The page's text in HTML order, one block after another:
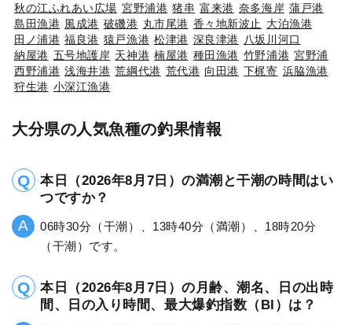
秋の江ふれあい広場 宮野浦港 猪串 富来港 奈多海岸 蒲戸港
島田漁港 風成港 破磯港 丸市尾港 香々地新波止
大泊漁港
田ノ浦港 福良港 猿戸漁港 松津港 深良津港 八坂川河口
納屋港 五号地護岸 天神港 楠屋港 種田漁港 竹野浦港 宮野浦
西野浦港 浅海井港 荒綱代港 荒代港 向田港 下梶寄 浜脇漁港
狩生港 小深江漁港
大分県の人気魚種の釣果情報
本日（2026年8月7日）の満潮と干潮の時間はい
つですか？
06時30分（干潮）、13時40分（満潮）、18時20分
（干潮）です。
本日（2026年8月7日）の月齢、潮名、日の出時
間、日の入り時間、最大爆釣指数（BI）は？